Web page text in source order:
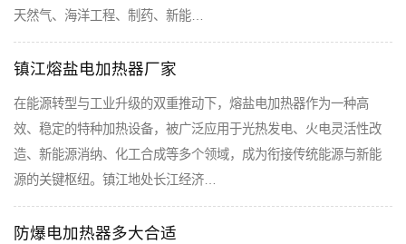
天然气、海洋工程、制药、新能…
镇江熔盐电加热器厂家
在能源转型与工业升级的双重推动下，熔盐电加热器作为一种高
效、稳定的特种加热设备，被广泛应用于光热发电、火电灵活性改
造、新能源消纳、化工合成等多个领域，成为衔接传统能源与新能
源的关键枢纽。镇江地处长江经济…
防爆电加热器多大合适